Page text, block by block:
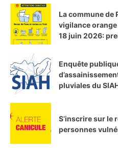
La commune de
vigilance
18 juin 2026:
Enquête
pluviales du
S’inscrire sur le
personnes